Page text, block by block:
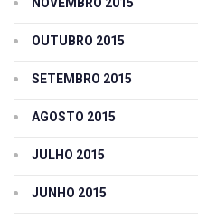
OUTUBRO 2015
SETEMBRO 2015
AGOSTO 2015
JULHO 2015
JUNHO 2015